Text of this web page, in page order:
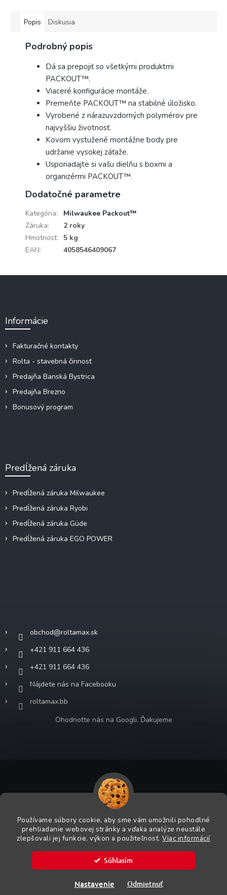
Používame súbory cookie, aby sme vám umožnili pohodlné
prehliadanie webovej stránky a vďaka analýze neustále
zlepšovali jej funkcie, výkon a použiteľnosť.Viac informácií
Súhlasím
Nastavenie Odmietnuť
informácií v predajniach.
Popis Diskusia
Podrobný popis
Dá sa prepojiť so všetkými produktmi
PACKOUT™.
Viaceré konfigurácie montáže.
Premeňte PACKOUT™ na stabilné úložisko.
Vyrobené z nárazuvzdorných polymérov pre
najvyššiu životnosť.
Kovom vystužené montážne body pre
udržanie vysokej záťaže.
Usporiadajte si vašu dielňu s boxmi a
organizérmi PACKOUT™.
Dodatočné parametre
Kategória:
Milwaukee Packout™
Záruka:
2 roky
Hmotnosť:
5 kg
EAN: 4058546409067
Informácie
Fakturačné kontakty
Rolta - stavebná činnosť
Predajňa Banská Bystrica
Predajňa Brezno
Bonusový program
Predĺžená záruka
Predĺžená záruka Milwaukee
Predĺžená záruka Ryobi
Predĺžená záruka Güde
Predĺžená záruka EGO POWER
obchod@roltamax.sk
+421 911 664 436
+421 911 664 436
Nájdete nás na Facebooku
roltamax.bb
Ohodnoťte nás na Googli. Ďakujeme
ROLTA MAX s.r.o.. Všetky práva vyhradené.
Grafický návrh vytvoril a na Shoptet implementoval Tomáš Hlad
Shoptetak.cz.
Vytvoril Shoptet